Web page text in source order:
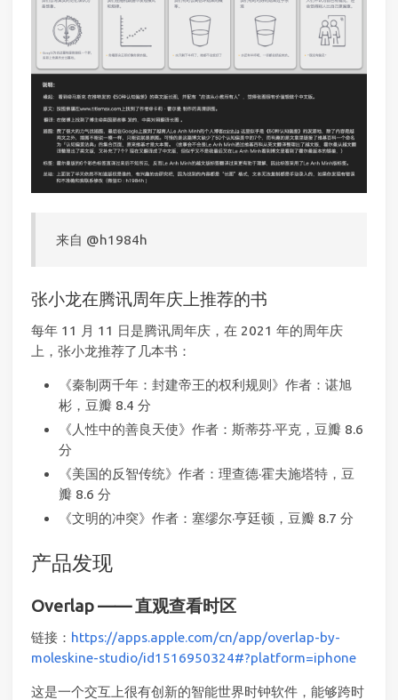
来自 @h1984h
张小龙在腾讯周年庆上推荐的书
每年 11 月 11 日是腾讯周年庆，在 2021 年的周年庆
上，张小龙推荐了几本书：
《秦制两千年：封建帝王的权利规则》作者：谌旭
彬，豆瓣 8.4 分
《人性中的善良天使》作者：斯蒂芬·平克，豆瓣 8.6
分
《美国的反智传统》作者：理查德·霍夫施塔特，豆
瓣 8.6 分
《文明的冲突》作者：塞缪尔·亨廷顿，豆瓣 8.7 分
产品发现
Overlap —— 直观查看时区
链接： https://apps.apple.com/cn/app/overlap-by-
moleskine-studio/id1516950324#?platform=iphone
这是一个交互上很有创新的智能世界时钟软件，能够跨时